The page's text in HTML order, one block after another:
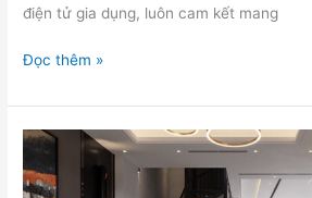
điện tử gia dụng, luôn cam kết mang
Đọc thêm »
Tìm
Kiếm
Sứ